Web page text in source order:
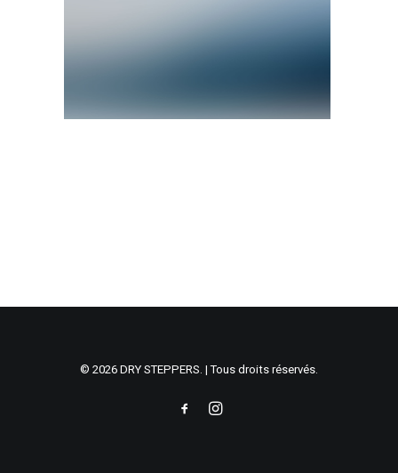
© 2026 DRY STEPPERS. | Tous droits réservés.